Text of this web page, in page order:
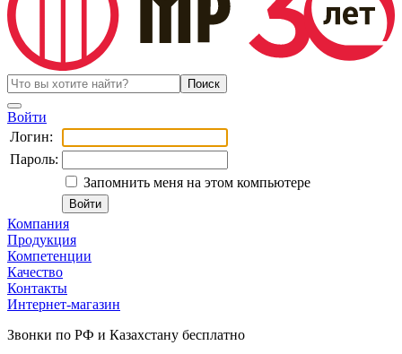
Войти
Логин:
Пароль:
Запомнить меня на этом компьютере
Компания
Продукция
Компетенции
Качество
Контакты
Интернет-магазин
Звонки по РФ и Казахстану бесплатно